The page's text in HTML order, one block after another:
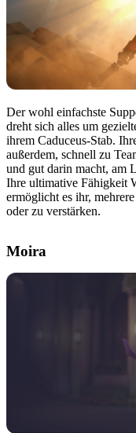
Der wohl einfachste
dreht sich alles um
ihrem Caduceus-Stab.
außerdem, schnell zu
und gut darin macht, am
Ihre ultimative Fähigkeit
ermöglicht es ihr,
oder zu verstärken.
Moira